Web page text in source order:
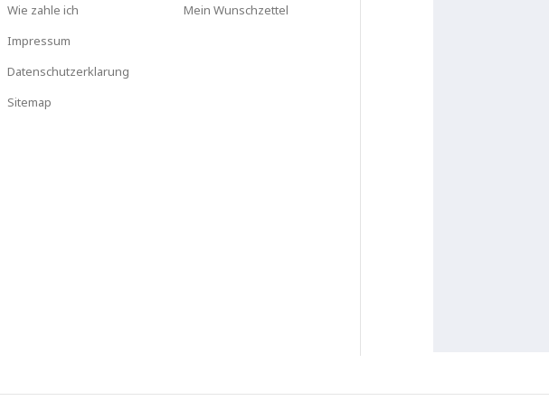
Wie zahle ich
Impressum
Datenschutzerklarung
Sitemap
Mein Wunschzettel